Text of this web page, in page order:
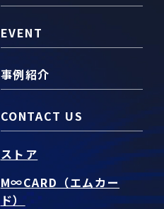
EVENT
事例紹介
CONTACT US
ストア
M∞CARD（エムカー
ド）